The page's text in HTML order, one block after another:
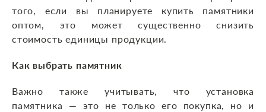
того, если вы планируете купить памятники
оптом, это может существенно снизить
стоимость единицы продукции.
Как выбрать памятник
Важно также учитывать, что установка
памятника — это не только его покупка, но и